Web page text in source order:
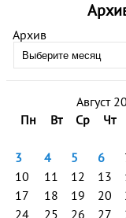
Архив
Август
Пн
Вт Ср Чт
3
4 5 6
10
11 12 13
17
18 19 20
24
25 26 27